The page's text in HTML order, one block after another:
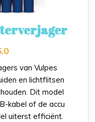
van Vulpes
en lichtflitsen
Dit model
kabel of de accu
uiterst efficiënt.